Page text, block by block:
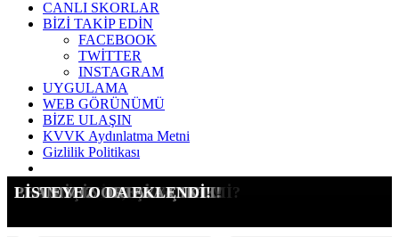
CANLI SKORLAR
BİZİ TAKİP EDİN
FACEBOOK
TWİTTER
INSTAGRAM
UYGULAMA
WEB GÖRÜNÜMÜ
BİZE ULAŞIN
KVVK Aydınlatma Metni
Gizlilik Politikası
G.SARAY İÇİN ŞOK KARAR
SÜRPRİZ ADAY: SALIS!
TRANSFERİ YASAKLANDI!
KALACAK MI, GİDECEK Mİ?
LEAO İÇİN ATEŞİ YAKTIK!
PLANIMIZ ORTAYA ÇIKTI!
LİSTEYE O DA EKLENDİ!